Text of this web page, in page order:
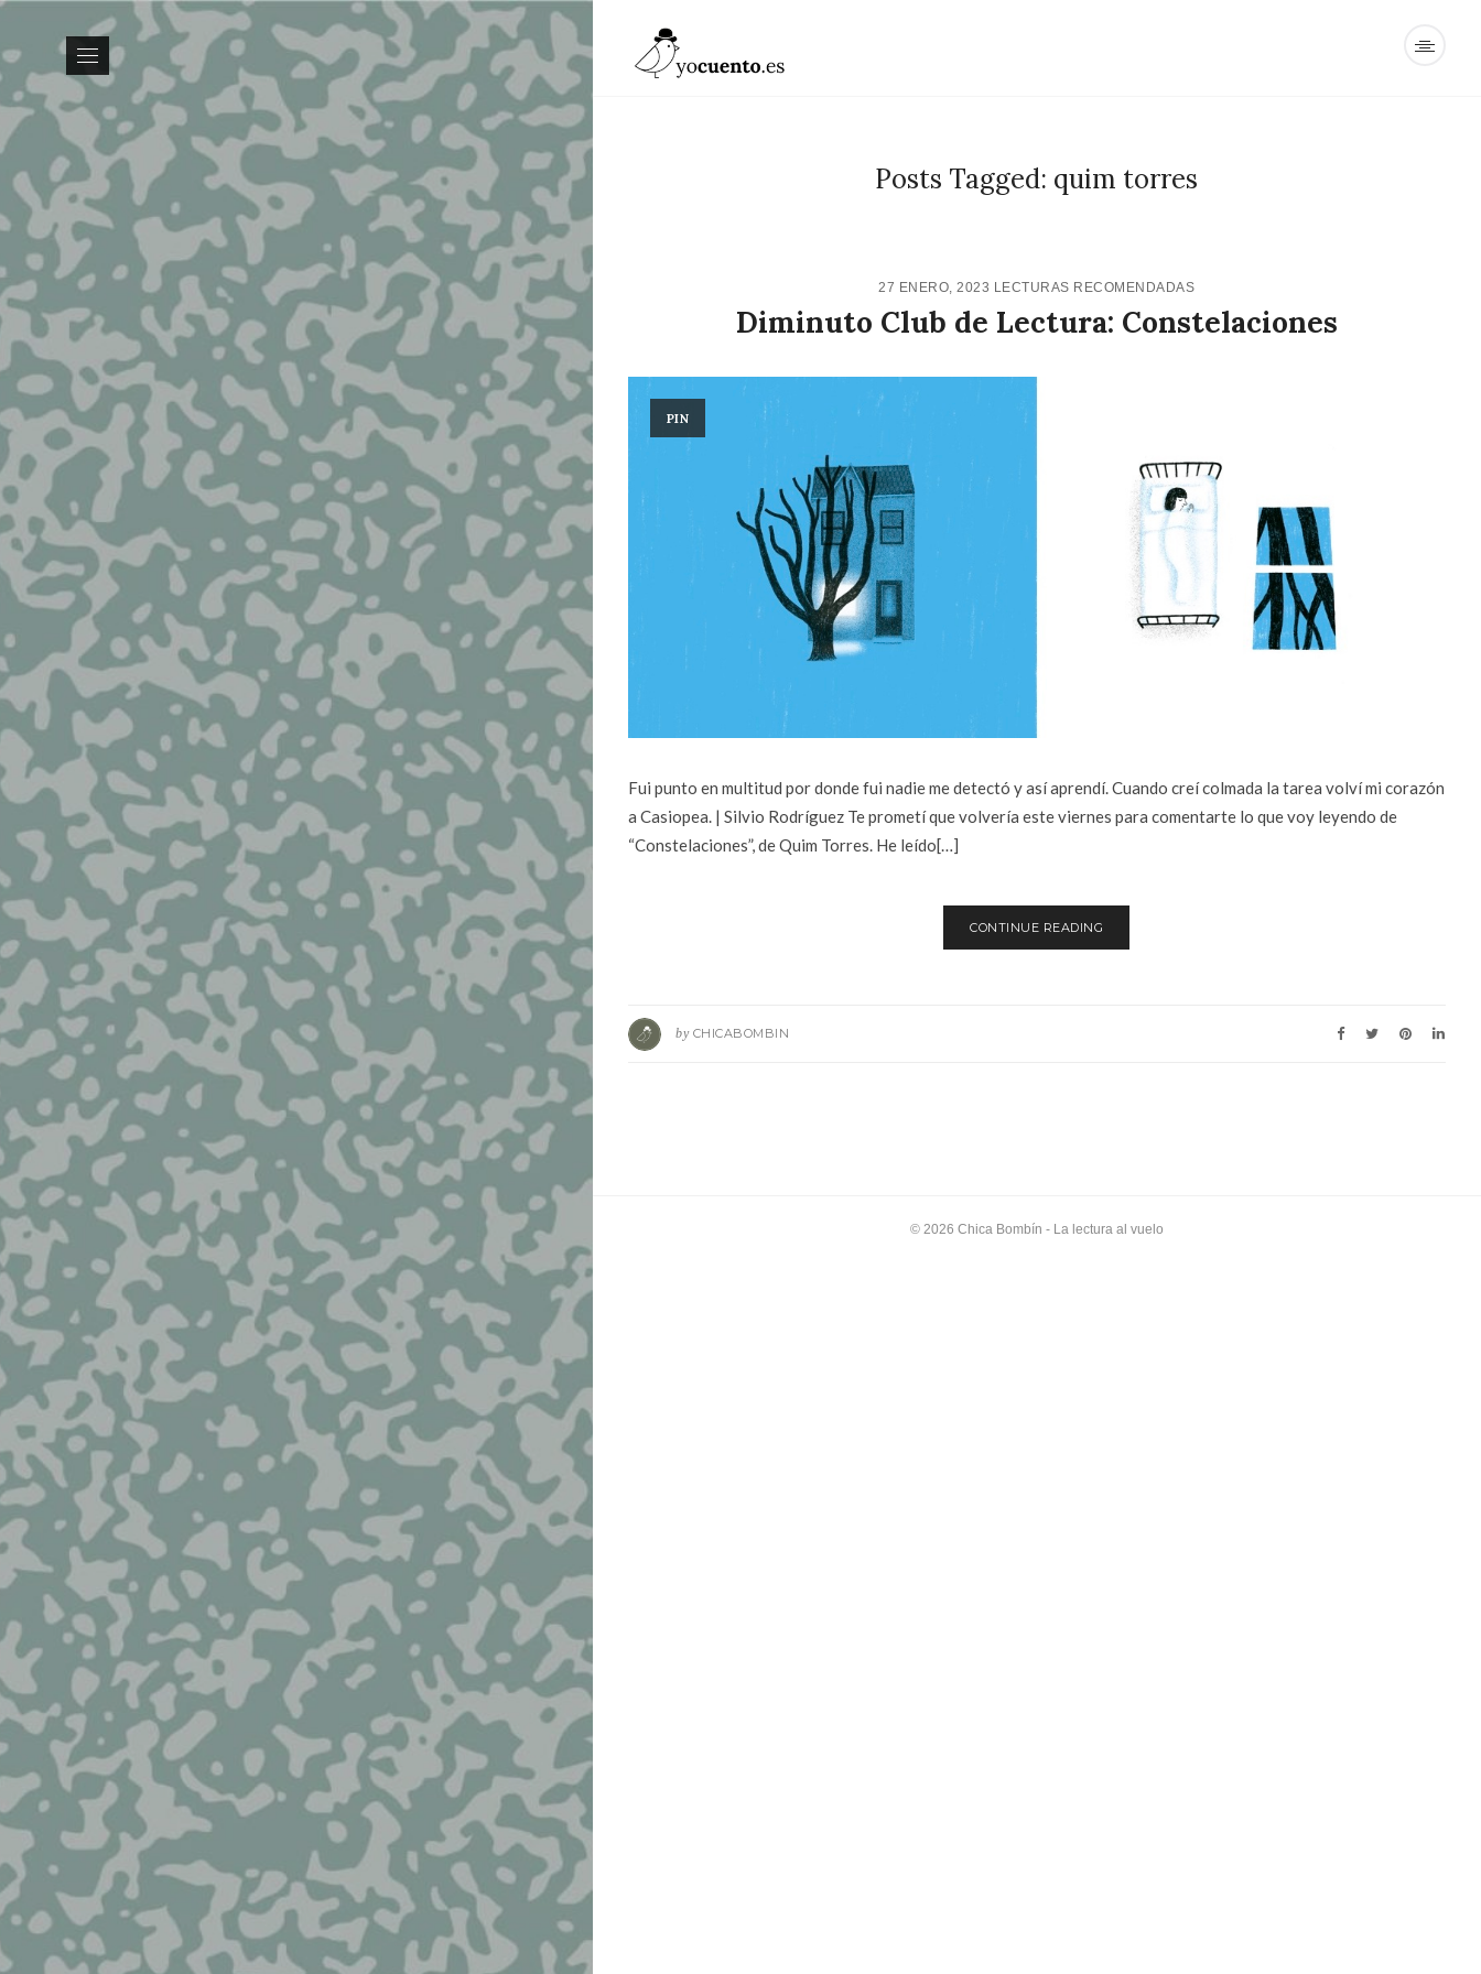
Posts Tagged: quim torres
27 ENERO, 2023 LECTURAS RECOMENDADAS
Diminuto Club de Lectura: Constelaciones
PIN
Fui punto en multitud por donde fui nadie me detectó y así aprendí. Cuando creí colmada la tarea volví mi corazón
a Casiopea. | Silvio Rodríguez Te prometí que volvería este viernes para comentarte lo que voy leyendo de
“Constelaciones”, de Quim Torres. He leído[…]
CONTINUE READING
by CHICABOMBIN
© 2026 Chica Bombín - La lectura al vuelo